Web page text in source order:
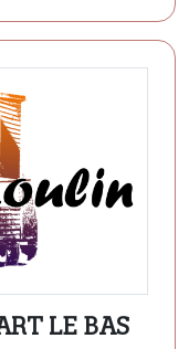
LE BAS